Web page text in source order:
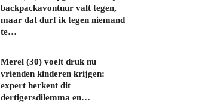
backpackavontuur valt tegen,
maar dat durf ik tegen niemand
te…
Merel (30) voelt druk nu
vrienden kinderen krijgen:
expert herkent dit
dertigersdilemma en…